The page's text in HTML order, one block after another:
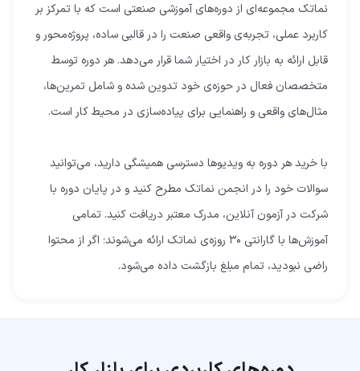
نماتک مجموعه‌ای از دوره‌های آموزشی صنعتی است که با تمرکز بر
کاربرد عملی، تجربه‌ی واقعی صنعت را در قالبی ساده، پروژه‌محور و
قابل ارائه به بازار کار در اختیار شما قرار می‌دهد. هر دوره توسط
متخصصان فعال در حوزه‌ی خود تدوین شده و شامل تمرین‌ها،
با خرید هر دوره به ویدیوها دسترسی همیشگی دارید، می‌توانید
سوالات خود را در انجمن نماتک مطرح کنید و در پایان دوره با
شرکت در آزمون آنلاین، مدرک معتبر دریافت کنید. تمامی
آموزش‌ها با گارانتی ۳۰ روزه‌ی نماتک ارائه می‌شوند؛ اگر از محتوا
راضی نبودید، تمام مبلغ بازگشت داده می‌شود.